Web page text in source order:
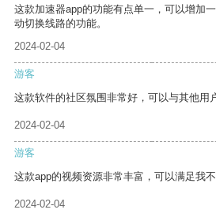
这款加速器app的功能有点单一，可以增加
动切换线路的功能。
2024-02-04
游客
这款软件的社区氛围非常好，可以与其他用
2024-02-04
游客
这款app的视频资源非常丰富，可以满足我不
2024-02-04